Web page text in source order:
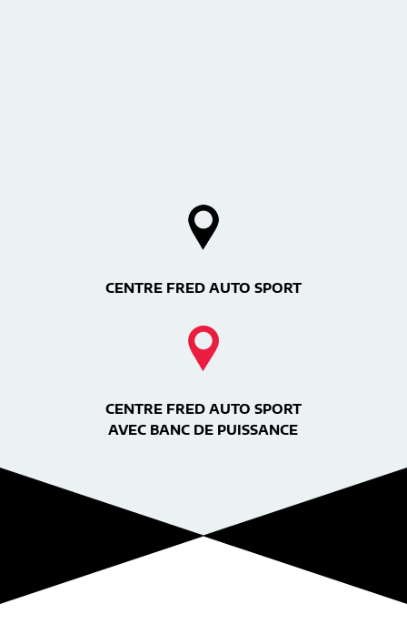
CENTRE FRED AUTO SPORT
CENTRE FRED AUTO SPORT
AVEC BANC DE PUISSANCE